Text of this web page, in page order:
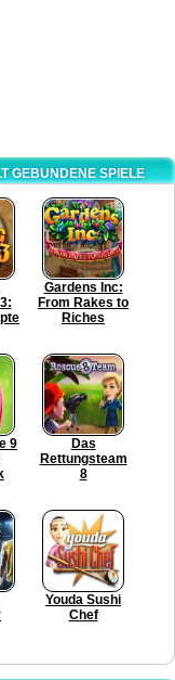
GEBUNDENE SPIELE
Gardens Inc:
From Rakes to
Riches
9
Das
Rettungsteam
8
Youda Sushi
Chef